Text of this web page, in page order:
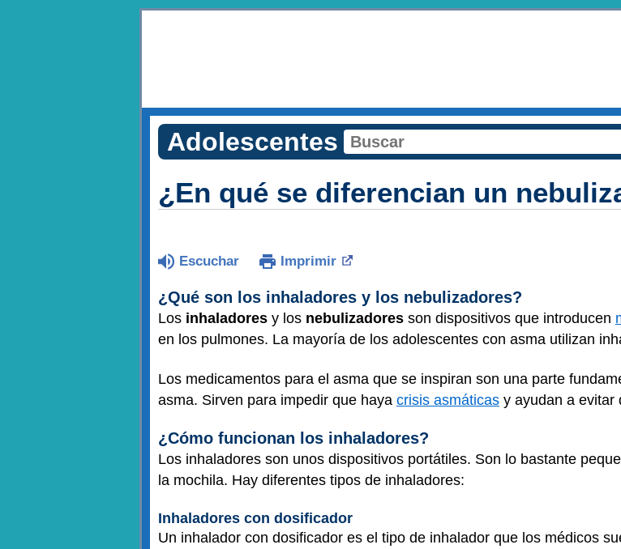
Adolescentes
¿En qué se diferencian un
Escuchar Imprimir
¿Qué son los inhaladores y los nebulizadores?
Los inhaladores y los nebulizadores son dispositivos que introducen
en los pulmones. La mayoría de los adolescentes con asma utilizan
Los medicamentos para el asma que se inspiran son una parte
asma. Sirven para impedir que haya crisis asmáticas y ayudan a evitar
¿Cómo funcionan los inhaladores?
Los inhaladores son unos dispositivos portátiles. Son lo bastante
la mochila. Hay diferentes tipos de inhaladores:
Inhaladores con dosificador
Un inhalador con dosificador es el tipo de inhalador que los médicos